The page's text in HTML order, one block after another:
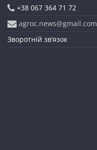
+38 067 364 71 72
agroc.news@gmail.com
Зворотній зв’язок